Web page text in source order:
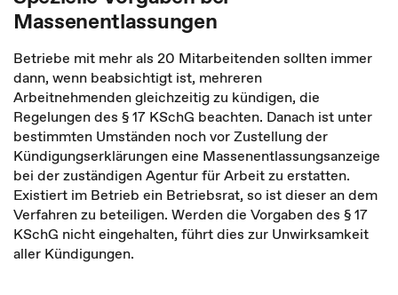
Massenentlassungen
Betriebe mit mehr als 20 Mitarbeitenden sollten immer
dann, wenn beabsichtigt ist, mehreren
Arbeitnehmenden gleichzeitig zu kündigen, die
Regelungen des § 17 KSchG beachten. Danach ist unter
bestimmten Umständen noch vor Zustellung der
Kündigungserklärungen eine Massenentlassungsanzeige
bei der zuständigen Agentur für Arbeit zu erstatten.
Existiert im Betrieb ein Betriebsrat, so ist dieser an dem
Verfahren zu beteiligen. Werden die Vorgaben des § 17
KSchG nicht eingehalten, führt dies zur Unwirksamkeit
aller Kündigungen.